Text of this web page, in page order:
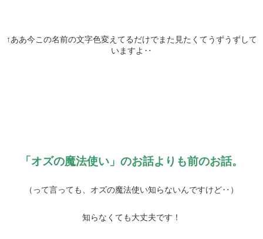
↑ああ今この名前の文字色変えてるだけでまた見たくてうずうずして
いますよ‥
「オズの魔法使い」のお話よりも前のお話。
（って言っても、オズの魔法使い知らないんですけど‥）
知らなくても大丈夫です！